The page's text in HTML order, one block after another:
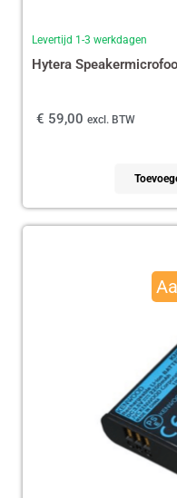
Levertijd 1-3 werkdagen
Hytera
€ 59,00 excl. BTW